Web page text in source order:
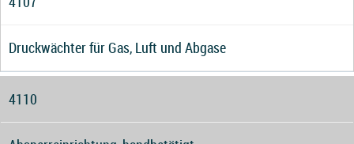
Druckwächter für Gas, Luft und Abgase
4110